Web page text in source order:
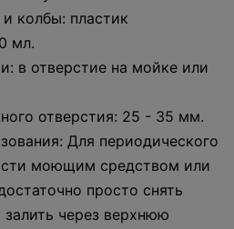
колбы: пластик
мл.
в отверстие на мойке или
отверстия: 25 - 35 мм.
Для периодического
моющим средством или
просто снять
через верхнюю